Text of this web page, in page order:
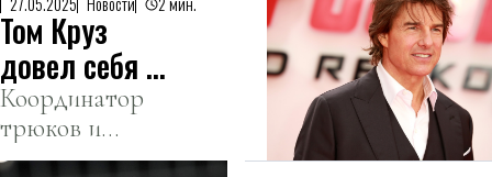
социальных сетей
соискателей.
Том Круз
довел себя до
истощения на
съемках
Координатор
трюков и
второй